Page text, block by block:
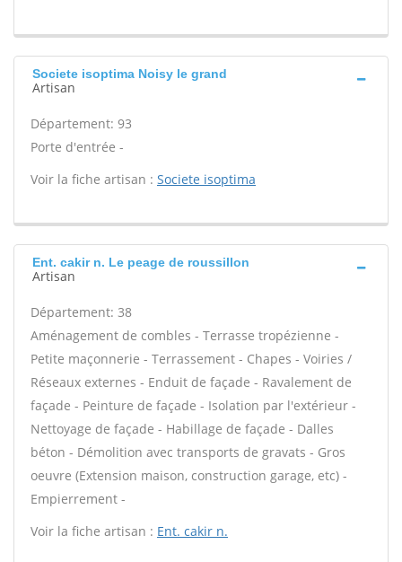
Societe isoptima Noisy le grand
Artisan
Département: 93
Porte d'entrée -
Voir la fiche artisan : Societe isoptima
Ent. cakir n. Le peage de roussillon
Artisan
Département: 38
Aménagement de combles - Terrasse tropézienne -
Petite maçonnerie - Terrassement - Chapes - Voiries /
Réseaux externes - Enduit de façade - Ravalement de
façade - Peinture de façade - Isolation par l'extérieur -
Nettoyage de façade - Habillage de façade - Dalles
béton - Démolition avec transports de gravats - Gros
oeuvre (Extension maison, construction garage, etc) -
Empierrement -
Voir la fiche artisan : Ent. cakir n.